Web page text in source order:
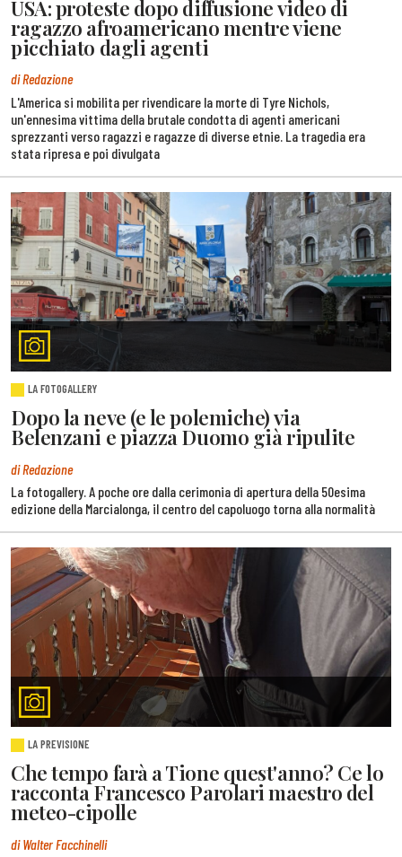
USA: proteste dopo diffusione video di
ragazzo afroamericano mentre viene
picchiato dagli agenti
di Redazione
L'America si mobilita per rivendicare la morte di Tyre Nichols,
un'ennesima vittima della brutale condotta di agenti americani
sprezzanti verso ragazzi e ragazze di diverse etnie. La tragedia era
stata ripresa e poi divulgata
LA FOTOGALLERY
Dopo la neve (e le polemiche) via
Belenzani e piazza Duomo già ripulite
di Redazione
La fotogallery. A poche ore dalla cerimonia di apertura della 50esima
edizione della Marcialonga, il centro del capoluogo torna alla normalità
LA PREVISIONE
Che tempo farà a Tione quest'anno? Ce lo
racconta Francesco Parolari maestro del
meteo-cipolle
di Walter Facchinelli